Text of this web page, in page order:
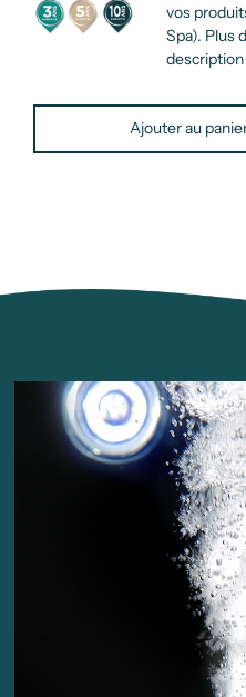
vos
Spa). Plus
description
Ajouter au